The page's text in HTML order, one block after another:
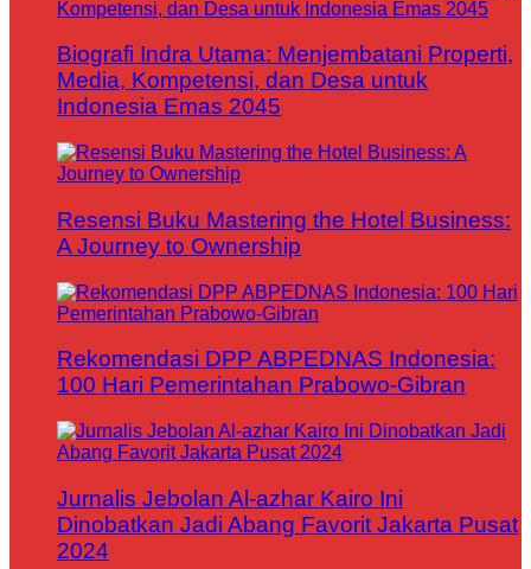
Biografi Indra Utama: Menjembatani Properti,
Media, Kompetensi, dan Desa untuk
Indonesia Emas 2045
Resensi Buku Mastering the Hotel Business:
A Journey to Ownership
Rekomendasi DPP ABPEDNAS Indonesia:
100 Hari Pemerintahan Prabowo-Gibran
Jurnalis Jebolan Al-azhar Kairo Ini
Dinobatkan Jadi Abang Favorit Jakarta Pusat
2024